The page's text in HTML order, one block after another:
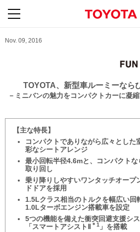
Nov. 09, 2016
TOYOTA、新型車ルーミーなら
－ミニバンの魅力をコンパクトカーに凝
主な特長
コンパクトでありながら広々とした
彩なシートアレンジ
最小回転半径4.6mと、コンパクトな
取り回し
乗り降りしやすいワンタッチオープ
ドドアを採用
1.5Lクラス相当のトルクを幅広い回
1.0Lターボエンジン搭載車を設定
5つの機能を備えた衝突回避支援シ
「スマートアシストⅡ ＊1 」 を搭載